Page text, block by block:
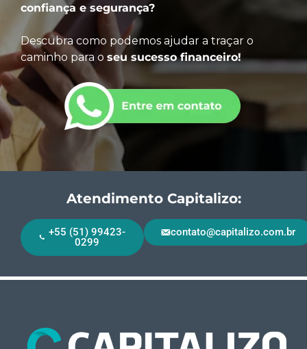
confiança e segurança?
Descubra como podemos ajudar a traçar o
caminho para o seu sucesso financeiro!
Atendimento Capitalizo:
+55 (51) 99423-
0299
contato@capitalizo.com.br